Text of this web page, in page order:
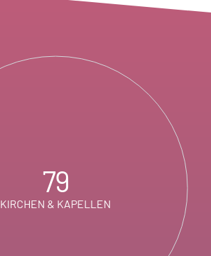
79
KIRCHEN & KAPELLEN